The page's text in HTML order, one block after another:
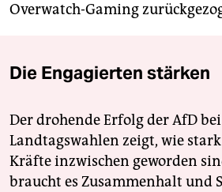
Overwatch-Gaming
Die Engagierten stärken
Der drohende Erfolg der AfD
Landtagswahlen zeigt, wie
Kräfte inzwischen geworden
braucht es Zusammenhalt und